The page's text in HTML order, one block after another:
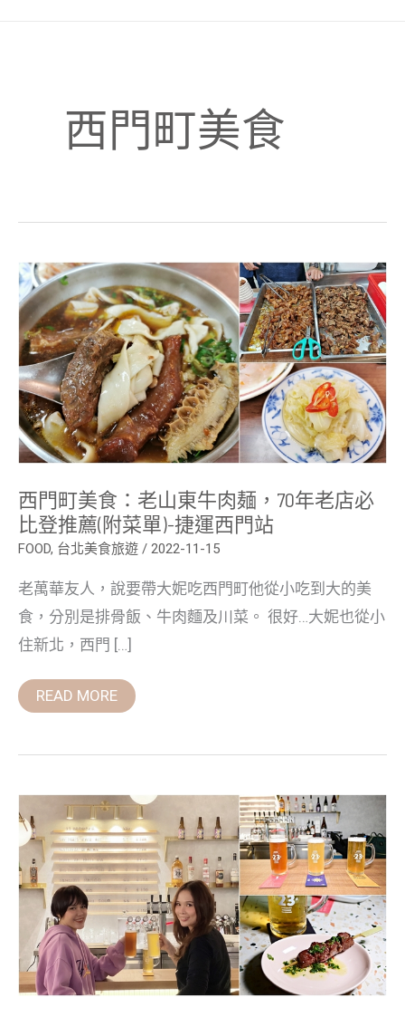
西門町美食
西門町美食：老山東牛肉麺，70年老店必
比登推薦(附菜單)-捷運西門站
FOOD, 台北美食旅遊 / 2022-11-15
老萬華友人，說要帶大妮吃西門町他從小吃到大的美
食，分別是排骨飯、牛肉麵及川菜。 很好…大妮也從小
住新北，西門 […]
西
門
町
美
食：
老
山
東
牛
肉
麺，
70
年
老
必
比
登
推
菜
單)-
捷
運
西
站
READ MORE
西
居
酒
屋
「串
串
23」，
喝
的
到
23
號
精